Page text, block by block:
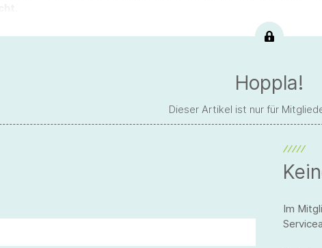
Hoppla!
Dieser Artikel ist nur für
Im